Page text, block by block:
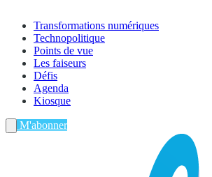
Transformations numériques
Technopolitique
Points de vue
Les faiseurs
Défis
Agenda
Kiosque
M'abonner